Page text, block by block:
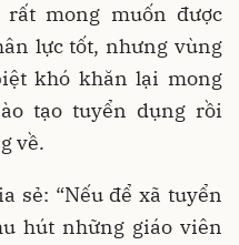
mong muốn được
lực tốt, nhưng vùng
khó khăn lại mong
tạo tuyển dụng rồi
về.
sẻ: “Nếu để xã tuyển
hút những giáo viên